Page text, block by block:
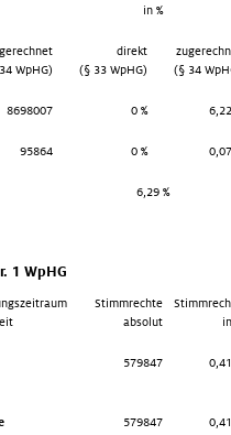
in %
WpHG)
direkt
(§ 33 WpHG)
(§ 34
8698007 0 %
95864 0 %
6,29 %
1 WpHG
Stimmrechte
absolut
579847
579847